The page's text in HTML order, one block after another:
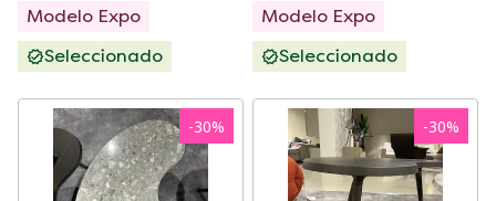
Modelo Expo
Seleccionado
Modelo Expo
Seleccionado
-30% -30%